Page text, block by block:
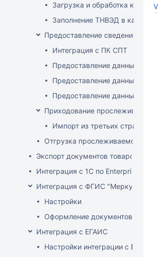
Загрузка и обработка кодов
Заполнение ТНВЭД в карточке
Предоставление сведений о
Интеграция с ПК СПТ
Предоставление данных по
Предоставление данных о
Предоставление данных о
Приходование прослеживаемого
Импорт из третьих стран (не
Отгрузка прослеживаемого
Экспорт документов
Интеграция с 1С по EnterpriseData
Интеграция с ФГИС "Меркурий"
Настройки
Оформление документов с ВСД
Интеграция с ЕГАИС
Настройки интеграции с ЕГАИС